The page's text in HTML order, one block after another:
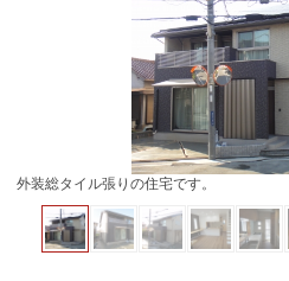
リビングの窓の上には、電動式のオーニン